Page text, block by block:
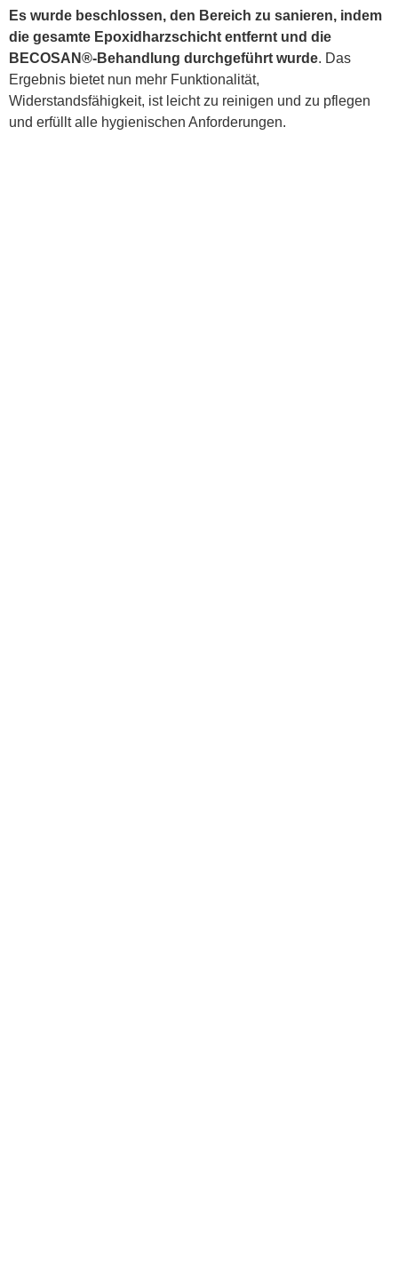
Es wurde beschlossen, den Bereich zu sanieren, indem
die gesamte Epoxidharzschicht entfernt und die
BECOSAN®-Behandlung durchgeführt wurde. Das
Ergebnis bietet nun mehr Funktionalität,
Widerstandsfähigkeit, ist leicht zu reinigen und zu pflegen
und erfüllt alle hygienischen Anforderungen.